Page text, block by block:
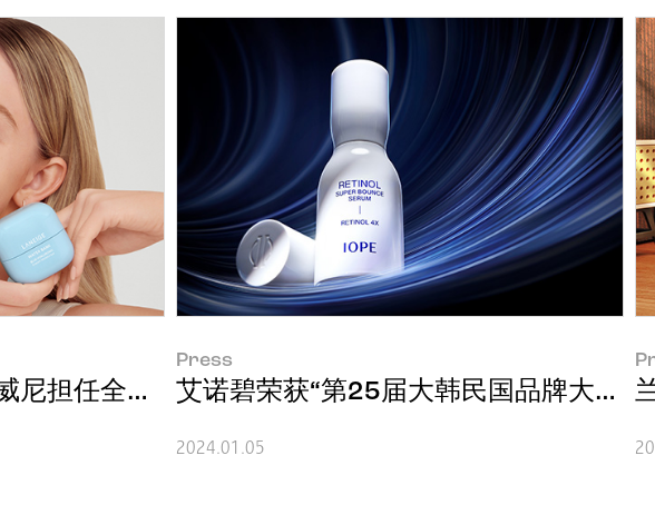
尼担任全球品牌大使
Press
艾诺碧荣获“第25届大韩民国品牌大奖”
2024.01.05